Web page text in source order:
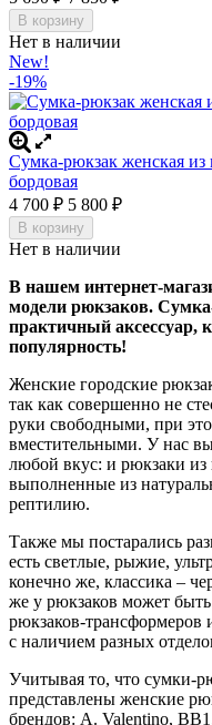
В корзину
Нет в наличии
New!
-19%
Сумка-рюкзак женская из
бордовая
4 700 ₽ 5 800 ₽
В корзину
Нет в наличии
В нашем интернет-
модели рюкзаков.
практичный аксессуар,
популярность!
Женские городские
так как совершенно не
руки свободными, при
вместительными. У нас
любой вкус: и рюкзаки из
выполненные из
рептилию.
Также мы постарались
есть светлые, рыжие,
конечно же, классика –
же у рюкзаков может
рюкзаков-трансформеров
с наличием разных
Учитывая то, что сумки-
представлены женские
брендов: A. Valentino,